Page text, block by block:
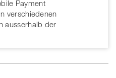
Payment
verschiedenen
ausserhalb der